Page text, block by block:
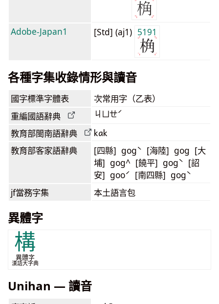
Adobe-Japan1 [Std] (aj1) 5191
各種字集收錄情形與讀音
國字標準字體表 次常用字（乙表）
重編國語辭典 ㄐㄩㄝˊ
教育部閩南語辭典 kak
教育部客家語辭典
[四縣] gogˋ [海陸] gog [大
埔] gog^ [饒平] gogˋ [詔
安] gooˊ [南四縣] gogˋ
jf當務字集 本土語言包
異體字
構
異體字
漢語大字典
Unihan — 讀音